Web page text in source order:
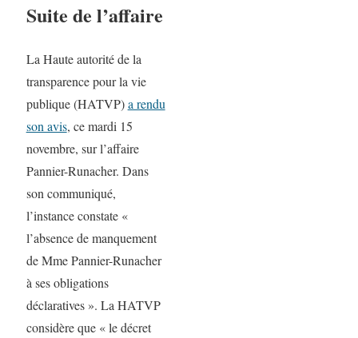
Suite de l’affaire
La Haute autorité de la
transparence pour la vie
publique (HATVP)a rendu
son avis, ce mardi 15
novembre, sur l’affaire
Pannier-Runacher. Dans
son communiqué,
l’instance constate «
l’absence de manquement
de Mme Pannier-Runacher
à ses obligations
déclaratives ». La HATVP
considère que « le décret